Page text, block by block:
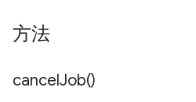
方法
cancelJob()